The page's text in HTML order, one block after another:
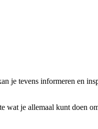
je tevens informeren en
wat je allemaal kunt doen